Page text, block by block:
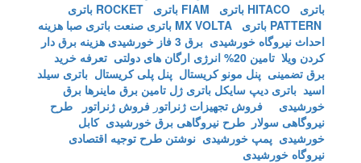
باتری HITACO
باتری FIAM باتری ROCKET
باتری
باتری MX VOLTA باتری صنعت باتری صبا هزینه
احداث نیروگاه خورشیدی برق 3 فاز خورشیدی
هزینه برق دار
کردن ویلا تامین 20% انرژی ارگان های دولتی
تعرفه خرید
برق تضمینی پنل مونو کریستال پنل پلی کریستال باتری سیلد
اسید باتری دیپ سایکل باتری ژل تامین برق ماینرها برق
خورشیدی
فروش تجهیزات ژنراتور فروش ژنراتور
طرح
نیروگاهی سولار طرح نیروگاهی برق خورشیدی کابل
خورشیدی پمپ خورشیدی نوشتن طرح توجیه اقتصادی
نیروگاه خورشیدی